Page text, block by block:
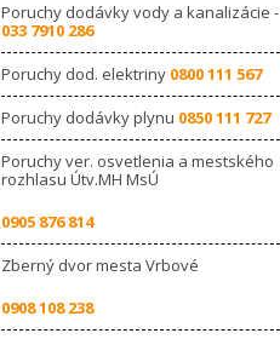
Poruchy dodávky vody a kanalizácie -
033 7910 286
Poruchy dod. elektriny 0800 111 567
Poruchy dodávky plynu 0850 111 727
Poruchy ver. osvetlenia a mestského
rozhlasu Útv.MH MsÚ
0905 876 814
Zberný dvor mesta Vrbové
0908 108 238